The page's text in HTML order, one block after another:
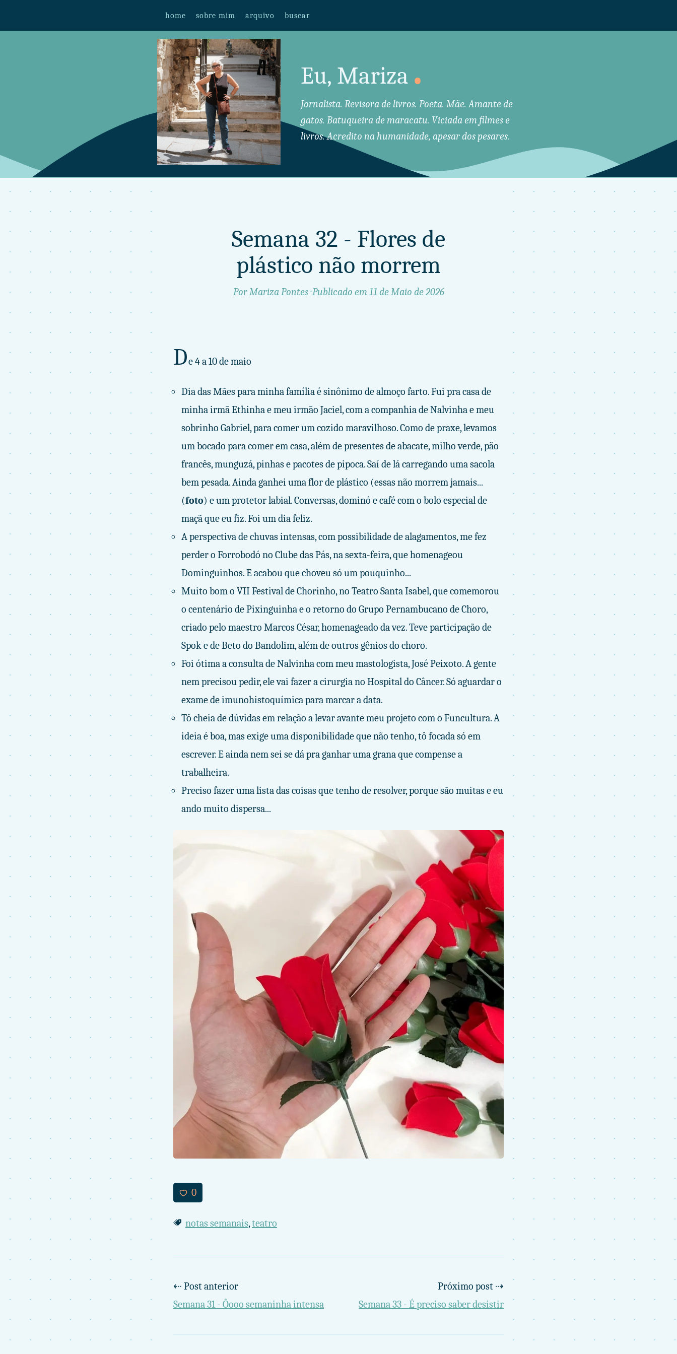
home sobre mim arquivo buscar
Eu, Mariza .
Jornalista. Revisora de livros. Poeta. Mãe. Amante de
gatos. Batuqueira de maracatu. Viciada em filmes e
livros. Acredito na humanidade, apesar dos pesares.
Semana 32 - Flores de
plástico não morrem
Por Mariza Pontes · Publicado em 11 de Maio de 2026
De 4 a 10 de maio
Dia das Mães para minha família é sinônimo de almoço farto. Fui pra casa de
minha irmã Ethinha e meu irmão Jaciel, com a companhia de Nalvinha e meu
sobrinho Gabriel, para comer um cozido maravilhoso. Como de praxe, levamos
um bocado para comer em casa, além de presentes de abacate, milho verde, pão
francês, munguzá, pinhas e pacotes de pipoca. Saí de lá carregando uma sacola
bem pesada. Ainda ganhei uma flor de plástico (essas não morrem jamais...
(foto) e um protetor labial. Conversas, dominó e café com o bolo especial de
maçã que eu fiz. Foi um dia feliz.
A perspectiva de chuvas intensas, com possibilidade de alagamentos, me fez
perder o Forrobodó no Clube das Pás, na sexta-feira, que homenageou
Dominguinhos. E acabou que choveu só um pouquinho...
Muito bom o VII Festival de Chorinho, no Teatro Santa Isabel, que comemorou
o centenário de Pixinguinha e o retorno do Grupo Pernambucano de Choro,
criado pelo maestro Marcos César, homenageado da vez. Teve participação de
Spok e de Beto do Bandolim, além de outros gênios do choro.
Foi ótima a consulta de Nalvinha com meu mastologista, José Peixoto. A gente
nem precisou pedir, ele vai fazer a cirurgia no Hospital do Câncer. Só aguardar o
exame de imunohistoquímica para marcar a data.
Tô cheia de dúvidas em relação a levar avante meu projeto com o Funcultura. A
ideia é boa, mas exige uma disponibilidade que não tenho, tô focada só em
escrever. E ainda nem sei se dá pra ganhar uma grana que compense a
trabalheira.
Preciso fazer uma lista das coisas que tenho de resolver, porque são muitas e eu
ando muito dispersa...
0
notas semanais,teatro
⇠ Post anterior
Semana 31 - Ôooo semaninha intensa
Próximo post ⇢
Semana 33 - É preciso saber desistir